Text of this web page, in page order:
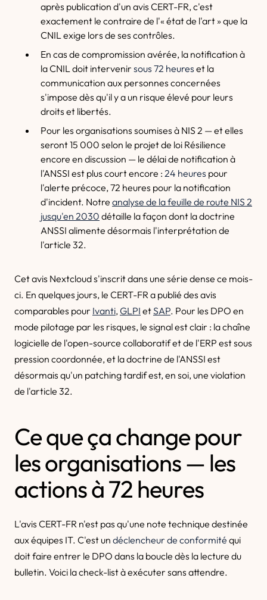
après publication d'un avis CERT-FR, c'est
exactement le contraire de l'« état de l'art » que la
CNIL exige lors de ses contrôles.
En cas de compromission avérée, la notification à
la CNIL doit intervenir sous 72 heures et la
communication aux personnes concernées
s'impose dès qu'il y a un risque élevé pour leurs
droits et libertés.
Pour les organisations soumises à NIS 2 — et elles
seront 15 000 selon le projet de loi Résilience
encore en discussion — le délai de notification à
l'ANSSI est plus court encore : 24 heures pour
l'alerte précoce, 72 heures pour la notification
d'incident. Notre analyse de la feuille de route NIS 2
jusqu'en 2030 détaille la façon dont la doctrine
ANSSI alimente désormais l'interprétation de
l'article 32.
Cet avis Nextcloud s'inscrit dans une série dense ce mois-
ci. En quelques jours, le CERT-FR a publié des avis
comparables pour Ivanti,GLPI etSAP. Pour les DPO en
mode pilotage par les risques, le signal est clair : la chaîne
logicielle de l'open-source collaboratif et de l'ERP est sous
pression coordonnée, et la doctrine de l'ANSSI est
désormais qu'un patching tardif est, en soi, une violation
de l'article 32.
Ce que ça change pour
les organisations — les
actions à 72 heures
L'avis CERT-FR n'est pas qu'une note technique destinée
aux équipes IT. C'est un déclencheur de conformité qui
doit faire entrer le DPO dans la boucle dès la lecture du
bulletin. Voici la check-list à exécuter sans attendre.